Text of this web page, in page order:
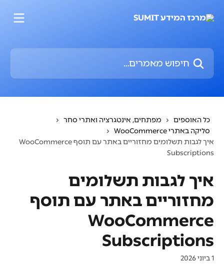
חיפוש מאמרים...
כל האוספים
מפתחים, אינטגרציה ואתרי סחר
סליקה באתרי WooCommerce
איך לגבות תשלומים מחזוריים באתר עם תוסף WooCommerce
Subscriptions
איך לגבות תשלומים
מחזוריים באתר עם תוסף
WooCommerce
Subscriptions
1 ביוני 2026